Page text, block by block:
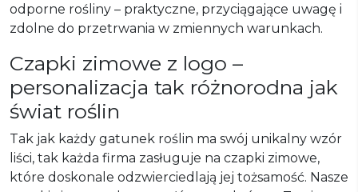
odporne rośliny – praktyczne, przyciągające uwagę i
zdolne do przetrwania w zmiennych warunkach.
Czapki zimowe z logo –
personalizacja tak różnorodna jak
świat roślin
Tak jak każdy gatunek roślin ma swój unikalny wzór
liści, tak każda firma zasługuje na czapki zimowe,
które doskonale odzwierciedlają jej tożsamość. Nasze